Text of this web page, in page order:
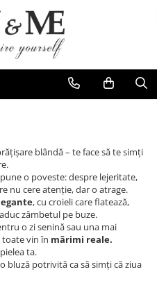
blândă – te face să te simți
o poveste: despre lejeritate,
nu cere atenție, dar o atrage.
, cu croieli care flatează,
zâmbetul pe buze.
o zi senină sau una mai
vin în mărimi reale.
ta.
bluză potrivită ca să simți că ziua